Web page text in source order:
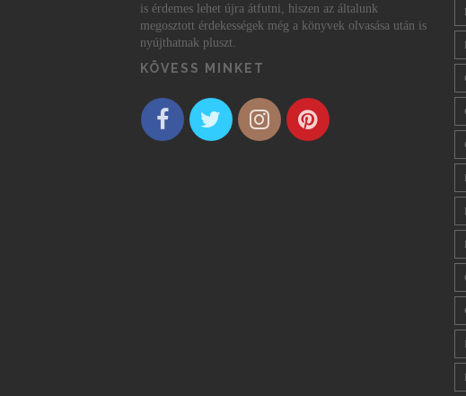
is érdemes lehet újra átfutni, hiszen az általunk
megosztott érdekességek még a könyvek olvasása után is
nyújthatnak pluszt.
KÖVESS MINKET